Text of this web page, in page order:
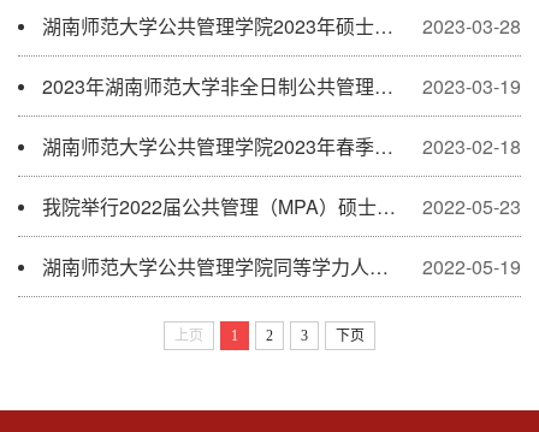
2023-03-28
湖南师范大学公共管理学院2023年硕士研究生招生复试方案
2023-03-19
2023年湖南师范大学非全日制公共管理硕士（双证MPA）预调剂公告
2023-02-18
湖南师范大学公共管理学院2023年春季同等学力申请硕士学位现场确认通知
2022-05-23
我院举行2022届公共管理（MPA）硕士学位论文答辩会
2022-05-19
湖南师范大学公共管理学院同等学力人员申请硕士学位确认等相关工作的通知
上页 1 2 3 下页